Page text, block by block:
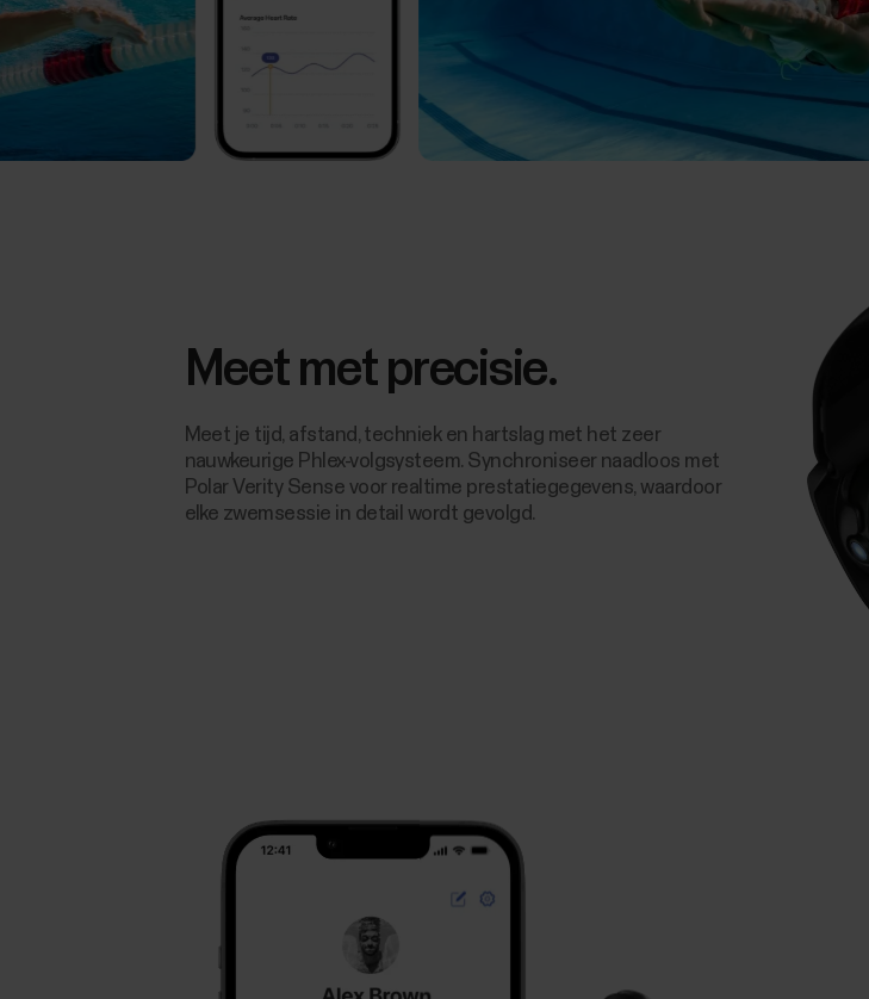
Meet met precisie.
Meet je tijd, afstand, techniek en hartslag met het zeer
nauwkeurige Phlex-volgsysteem. Synchroniseer naadloos met
Polar Verity Sense voor realtime prestatiegegevens, waardoor
elke zwemsessie in detail wordt gevolgd.